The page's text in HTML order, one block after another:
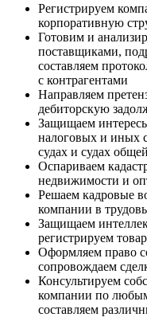
Регистрируем
корпоративную
Готовим и
поставщиками,
составляем
с контрагентами
Направляем
дебиторскую
Защищаем
налоговых и иных
судах и судах
Оспариваем
недвижимости и
Решаем кадровые
компании в
Защищаем
регистрируем
Оформляем право
сопровождаем
Консультируем
компании по
составляем